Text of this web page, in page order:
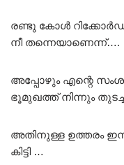
രണ്ടു കോൾ
നീ തന്നെയാണെന്ന്….
അപ്പോഴും എന്റെ
ഭൂമുഖത്ത് നിന്നും
അതിനുള്ള ഉത്തരം
കിട്ടി …